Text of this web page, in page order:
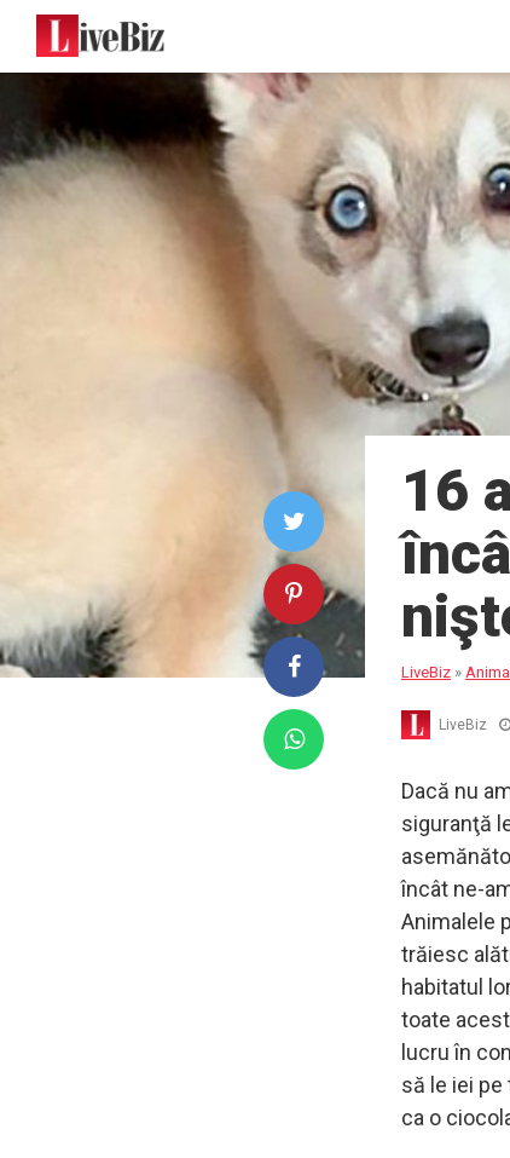
16
LiveBiz »
LiveBiz
Dacă nu
siguranţă
încât ne-
Animalele
trăiesc
habitatul
toate
lucru în
să le iei pe
ca o